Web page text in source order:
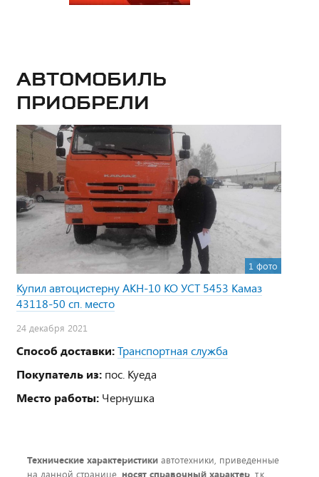
Автомобиль
приобрели
1 фото
Купил автоцистерну АКН-10 КО УСТ 5453 Камаз
43118-50 сп. место
24 декабря 2021
Способ доставки:Транспортная служба
Покупатель из: пос. Куеда
Место работы: Чернушка
Технические характеристики автотехники, приведенные